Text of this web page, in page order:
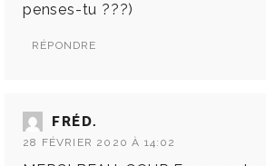
penses-tu ???)
RÉPONDRE
FRÉD.
28 FÉVRIER 2020 À 14:02